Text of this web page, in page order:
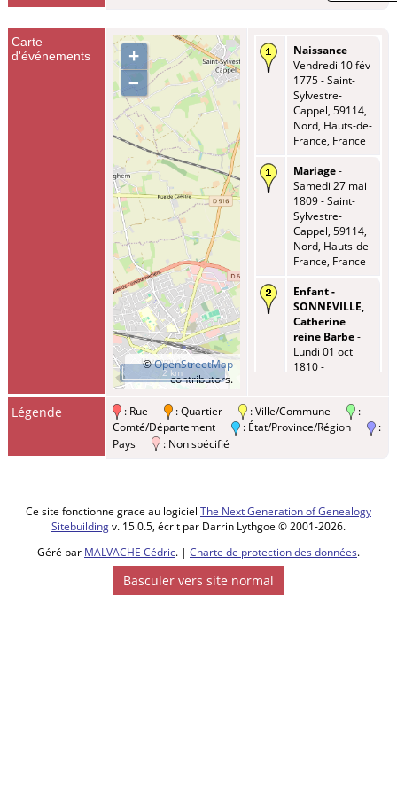
Carte
d'événements
+
–
©OpenStreetMap
contributors.
2 km
Naissance-
Vendredi 10 fév
1775 - Saint-
Sylvestre-
Cappel, 59114,
Nord, Hauts-de-
France, France
Mariage-
Samedi 27 mai
1809 - Saint-
Sylvestre-
Cappel, 59114,
Nord, Hauts-de-
France, France
Enfant -
SONNEVILLE,
Catherine
reine Barbe-
Lundi 01 oct
1810 -
Hauts-de-
France, France
Cappel, 59114,
Nord, Hauts-de-
France, France
Légende : Rue : Quartier : Ville/Commune
:
Comté/Département
: État/Province/Région
:
Pays
: Non spécifié
Ce site fonctionne grace au logiciel The Next Generation of Genealogy
Sitebuildingv. 15.0.5, écrit par Darrin Lythgoe © 2001-2026.
Géré par MALVACHE Cédric. | Charte de protection des données.
Basculer vers site normal